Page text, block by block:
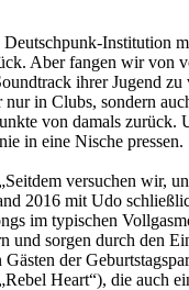
Institution
Aber fangen wir von
ihrer Jugend zu
in Clubs, sondern
von damals
in eine Nische pressen.
versuchen wir,
2016 mit Udo
im typischen
und sorgen durch den
der
Heart“), die auch